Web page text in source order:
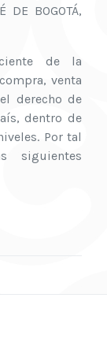
DE BOGOTÁ,
de la
venta
derecho de
dentro de
Por tal
siguientes